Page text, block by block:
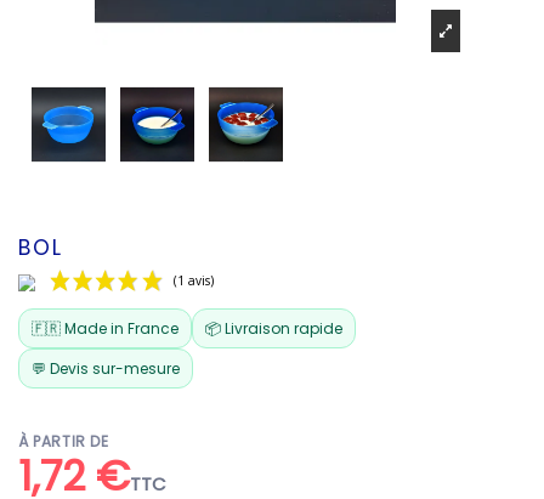
BOL
🇫🇷 Made in France
📦 Livraison rapide
💬 Devis sur-mesure
À PARTIR DE
1,72 €TTC